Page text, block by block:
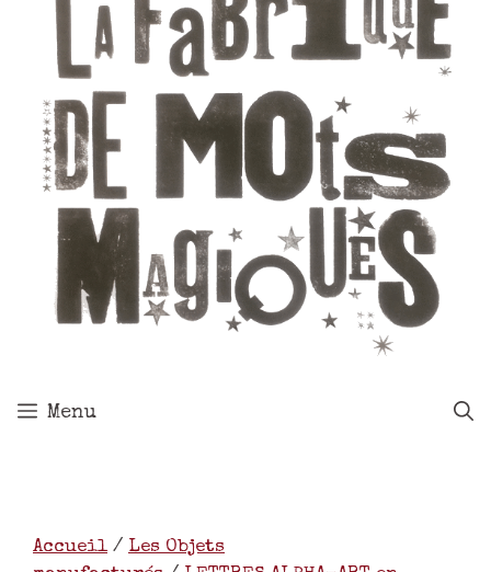
Menu
Accueil/ Les Objets